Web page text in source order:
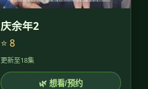
庆余年2
⭐ 8
更新至18集
🌿 想看/预约